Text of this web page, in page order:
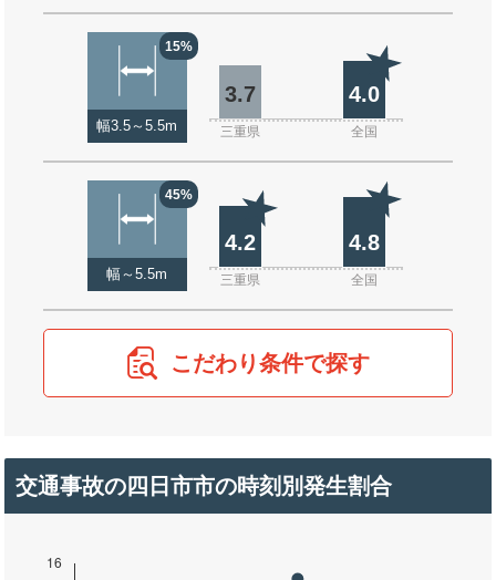
15%
幅3.5～5.5m
3.7 4.0
三重県 全国
45%
幅～5.5m
4.2 4.8
三重県 全国
こだわり条件で探す
交通事故の四日市市の時刻別発生割合